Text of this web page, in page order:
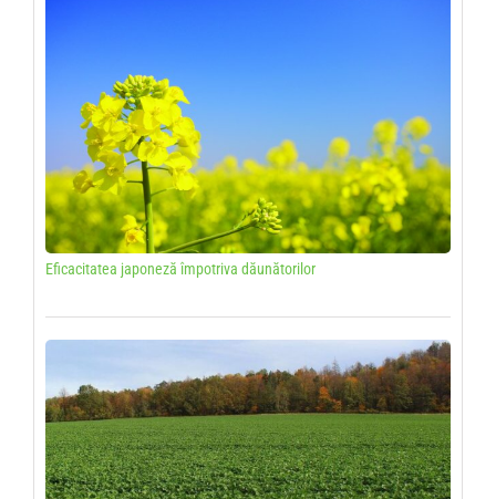
Eficacitatea japoneză împotriva dăunătorilor